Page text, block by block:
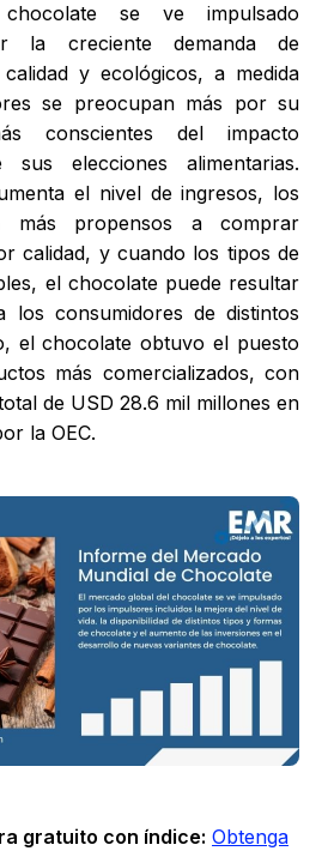
se ve impulsado
la creciente demanda de
y ecológicos, a medida
se preocupan más por su
conscientes del impacto
sus elecciones alimentarias.
el nivel de ingresos, los
más propensos a comprar
calidad, y cuando los tipos de
el chocolate puede resultar
los consumidores de distintos
el chocolate obtuvo el puesto
más comercializados, con
de USD 28.6 mil millones en
la OEC.
gratuito con índice: Obtenga